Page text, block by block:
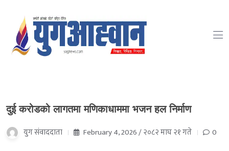
दुई करोडको लागतमा मणिकाधाममा भजन हल निर्माण
युग संवाददाता February 4, 2026 / २०८२ माघ २१ गते 0